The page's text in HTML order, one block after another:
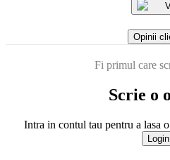
Opinii
Fi primul care
Scrie o
Intra in contul tau pentru a lasa
Login